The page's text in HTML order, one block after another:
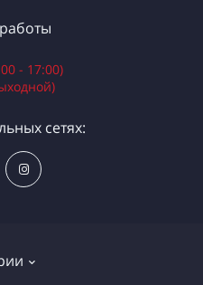
- 17:00)
сетях: